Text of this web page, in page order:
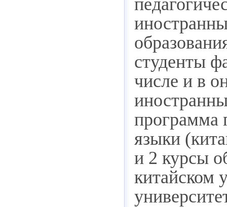
студенты
числе и в
программа
языки
и 2 курсы
китайском